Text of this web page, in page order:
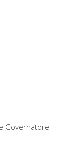
Governatore